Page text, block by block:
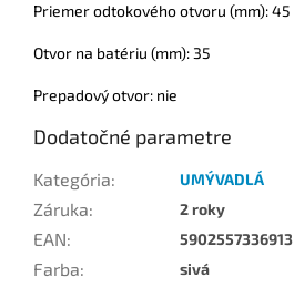
Priemer odtokového otvoru (mm): 45
Otvor na batériu (mm): 35
Prepadový otvor: nie
Dodatočné parametre
Kategória: UMÝVADLÁ
Záruka: 2 roky
EAN: 5902557336913
Farba: sivá